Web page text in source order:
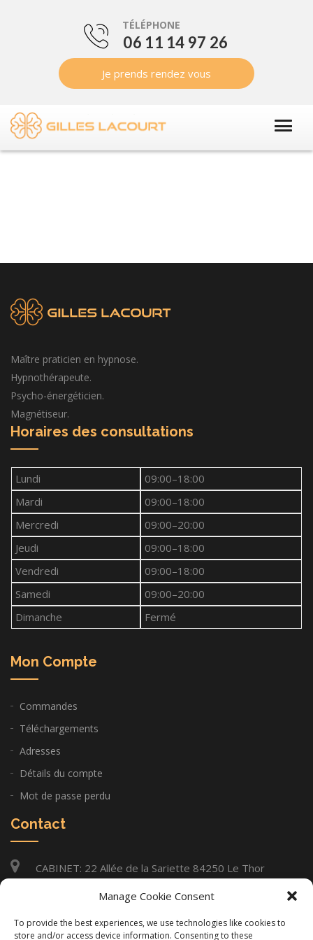
Manage Cookie Consent
To provide the best experiences, we use technologies like cookies to
store and/or access device information. Consenting to these
TÉLÉPHONE
06 11 14 97 26
Je prends rendez vous
Maître praticien en hypnose.
Hypnothérapeute.
Psycho-énergéticien.
Magnétiseur.
Horaires des consultations
Lundi
09:00–18:00
Mardi
09:00–18:00
Mercredi
09:00–20:00
Jeudi
09:00–18:00
Vendredi
09:00–18:00
Samedi
09:00–20:00
Dimanche
Fermé
Mon Compte
Commandes
Téléchargements
Adresses
Détails du compte
Mot de passe perdu
Contact
CABINET: 22 Allée de la Sariette 84250 Le Thor
06 11 14 97 26
infos@gilles-lacourt.com